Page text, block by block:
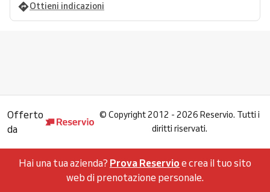
Ottieni indicazioni
Offerto
da
© Copyright 2012 - 2026 Reservio. Tutti i
diritti riservati.
Hai una tua azienda? Prova Reservio e crea il tuo sito
web di prenotazione personale.